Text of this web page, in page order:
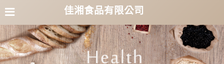
佳湘食品有限公司